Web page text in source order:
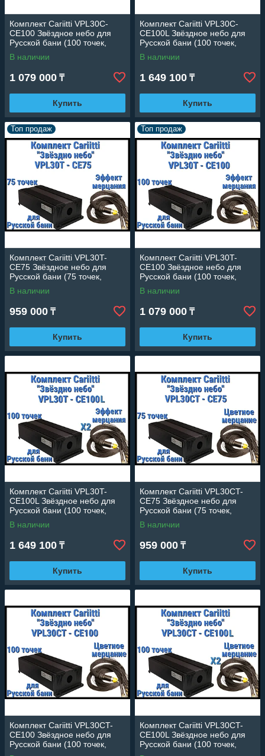
Комплект Cariitti VPL30C-
CE100 Звёздное небо для
Русской бани (100 точек,
эффект смены цветов)
В наличии
1 079 000 ₸
Купить
Комплект Cariitti VPL30C-
CE100L Звёздное небо для
Русской бани (100 точек,
эффект смены цветов)
В наличии
1 649 100 ₸
Купить
Топ продаж
Комплект Cariitti VPL30T-
CE75 Звёздное небо для
Русской бани (75 точек,
эффект мерцания)
В наличии
959 000 ₸
Купить
Топ продаж
Комплект Cariitti VPL30T-
CE100 Звёздное небо для
Русской бани (100 точек,
эффект мерцания)
В наличии
1 079 000 ₸
Купить
Комплект Cariitti VPL30T-
CE100L Звёздное небо для
Русской бани (100 точек,
эффект мерцания)
В наличии
1 649 100 ₸
Купить
Комплект Cariitti VPL30CT-
CE75 Звёздное небо для
Русской бани (75 точек,
эффект цветного мерцания)
В наличии
959 000 ₸
Купить
Комплект Cariitti VPL30CT-
CE100 Звёздное небо для
Русской бани (100 точек,
эффект цветного мерцания)
Комплект Cariitti VPL30CT-
CE100L Звёздное небо для
Русской бани (100 точек,
эффект цветного мерцания)